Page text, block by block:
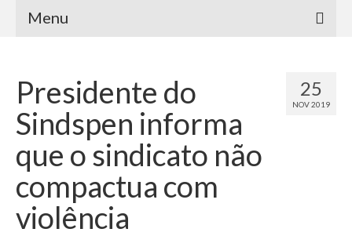
Menu
Institucional
Diretoria Sindsppen
Histórico do Sindsppen
Histórico do Sistema Penitenciário do Estado
de Mato Grosso
25
NOV 2019
Presidente do
Sindspen informa
que o sindicato não
compactua com
violência